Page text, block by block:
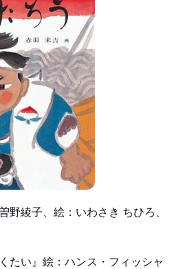
野綾子、絵：いわさき ちひろ、
たい』絵：ハンス・フィッシャ